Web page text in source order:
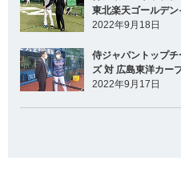
東北楽天ゴールデ
2022年9月18日
侍ジャパントップ
ズ 対 広島東洋カー
2022年9月17日